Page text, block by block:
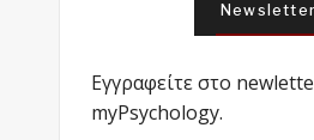
Newsletter